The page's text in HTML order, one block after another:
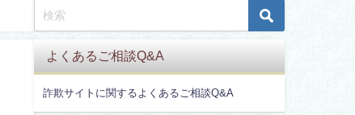
よくあるご相談Q&A
詐欺サイトに関するよくあるご相談Q&A